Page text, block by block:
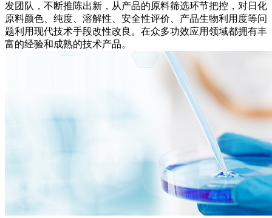
发团队，不断推陈出新，从产品的原料筛选环节把控，对日化
原料颜色、纯度、溶解性、安全性评价、产品生物利用度等问
题利用现代技术手段改性改良。在众多功效应用领域都拥有丰
富的经验和成熟的技术产品。